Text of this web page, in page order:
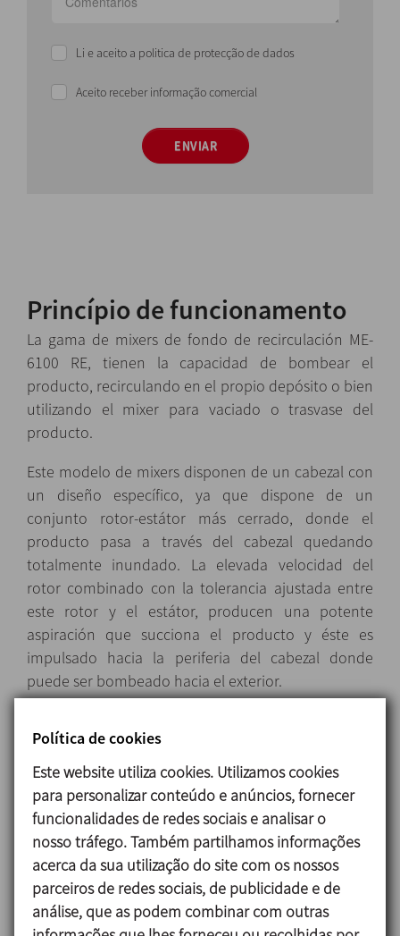
Li e aceito a politica de protecção de dados
Aceito receber informação comercial
ENVIAR
Princípio de funcionamento
La gama de mixers de fondo de recirculación ME-
6100 RE, tienen la capacidad de bombear el
producto, recirculando en el propio depósito o bien
utilizando el mixer para vaciado o trasvase del
producto.
Este modelo de mixers disponen de un cabezal con
un diseño específico, ya que dispone de un
conjunto rotor-estátor más cerrado, donde el
producto pasa a través del cabezal quedando
totalmente inundado. La elevada velocidad del
rotor combinado con la tolerancia ajustada entre
este rotor y el estátor, producen una potente
aspiración que succiona el producto y éste es
impulsado hacia la periferia del cabezal donde
puede ser bombeado hacia el exterior.
drenable por la conexión de salida excéntrica.
Desenho e características
Alto poder de cizallamiento, reducción de tamaño
de partícula hasta niveles inferiores a 100 micras.
Cierre mecánico simple accesible desde el interior
del tanque.
Política de cookies
Este website utiliza cookies. Utilizamos cookies
para personalizar conteúdo e anúncios, fornecer
funcionalidades de redes sociais e analisar o
nosso tráfego. Também partilhamos informações
acerca da sua utilização do site com os nossos
parceiros de redes sociais, de publicidade e de
análise, que as podem combinar com outras